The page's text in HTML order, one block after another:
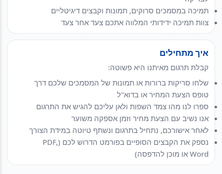
תמיכה במסמכים סרוקים, תמונות וקבצים דיגיטליים
צוות תמיכה ידידותי המלווה אתכם צעד אחר צעד
איך מתחילים
קבלת תרגום מאיתנו היא פשוטה:
שלחו סריקות ברורות או תמונות של המסמכים שלכם דרך
טופס הצעת המחיר או בדוא"ל
ספרו לנו מהו צמד השפות ולאן עליכם להגיש את התרגום
אנו נשיב עם הצעת מחיר וזמן אספקה משוער
לאחר אישורכם, נתחיל בתרגום ונשתף טיוטה במידת הצורך
נספק את הקבצים הסופיים בפורמט הדרוש לכם (PDF,
Word או מוכן להדפסה)